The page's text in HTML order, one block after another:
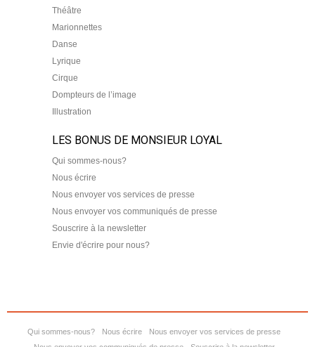
Théâtre
Marionnettes
Danse
Lyrique
Cirque
Dompteurs de l’image
Illustration
LES BONUS DE MONSIEUR LOYAL
Qui sommes-nous?
Nous écrire
Nous envoyer vos services de presse
Nous envoyer vos communiqués de presse
Souscrire à la newsletter
Envie d'écrire pour nous?
Qui sommes-nous? Nous écrire
Nous envoyer vos services de presse